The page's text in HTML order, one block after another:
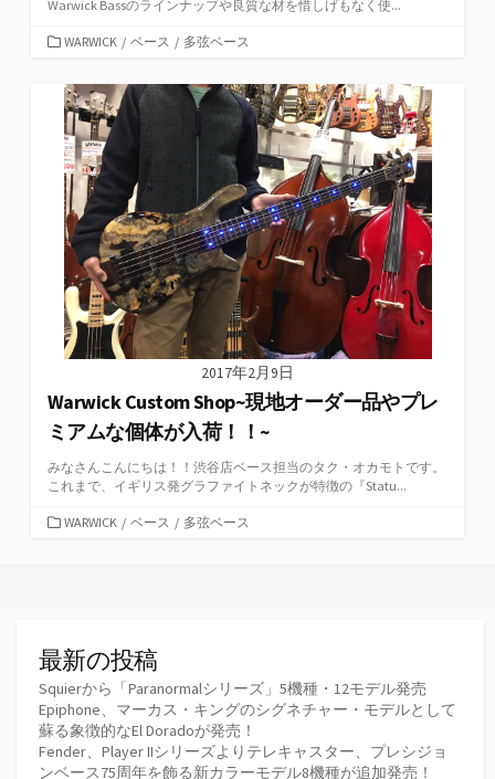
Warwick Bassのラインナップや良質な材を惜しげもなく使...
カ
ゴ
リ
ー
WARWICK / ベース / 多弦ベース
2017年2月9日
Warwick Custom Shop~現地オーダー品やプレ
ミアムな個体が入荷！！~
みなさんこんにちは！！渋谷店ベース担当のタク・オカモトです。
これまで、イギリス発グラファイトネックが特徴の『Statu...
カWARWICK / ベース / 多弦ベース
最新の投稿
Squierから「Paranormalシリーズ」5機種・12モデル発売
Epiphone、マーカス・キングのシグネチャー・モデルとして
蘇る象徴的なEl Doradoが発売！
Fender、Player IIシリーズよりテレキャスター、プレシジョ
ンベース75周年を飾る新カラーモデル8機種が追加発売！